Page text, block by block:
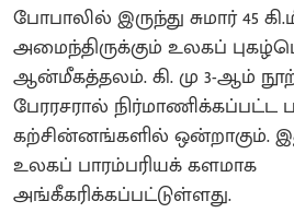
போபாலில் இருந்து சுமார் 45
அமைந்திருக்கும் உலகப்
ஆன்மீகத்தலம். கி. மு 3-ஆம்
பேரரசரால்
கற்சின்னங்களில் ஒன்றாகும்.
உலகப் பாரம்பரியக் களமாக
அங்கீகரிக்கப்பட்டுள்ளது.